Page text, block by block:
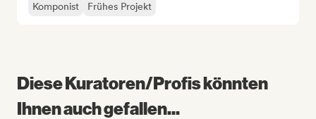
Komponist
Frühes Projekt
Diese Kuratoren/Profis könnten
Ihnen auch gefallen...